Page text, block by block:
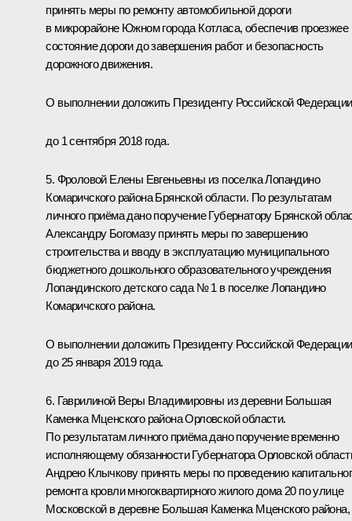
принять меры по ремонту автомобильной дороги
в микрорайоне Южном города Котласа, обеспечив проезжее
состояние дороги до завершения работ и безопасность
дорожного движения.
О выполнении доложить Президенту Российской Федерации
до 1 сентября 2018 года.
5. Фроловой Елены Евгеньевны из поселка Лопандино
Комаричского района Брянской области. По результатам
личного приёма дано поручение Губернатору Брянской
Александру Богомазу принять меры по завершению
строительства и вводу в эксплуатацию муниципального
бюджетного дошкольного образовательного учреждения
Лопандинского детского сада № 1 в поселке Лопандино
Комаричского района.
О выполнении доложить Президенту Российской Федерации
до 25 января 2019 года.
6. Гаврилиной Веры Владимировны из деревни Большая
Каменка Мценского района Орловской области.
По результатам личного приёма дано поручение временно
исполняющему обязанности Губернатора Орловской
Андрею Клычкову принять меры по проведению
ремонта кровли многоквартирного жилого дома 20 по улице
Московской в деревне Большая Каменка Мценского района,